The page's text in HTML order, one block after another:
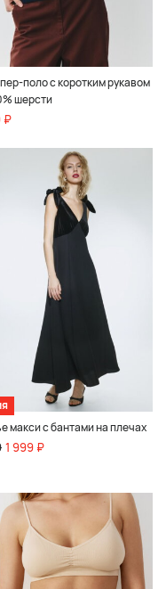
поло с коротким рукавом
шерсти
₽
макси с бантами на плечах
1 999 ₽